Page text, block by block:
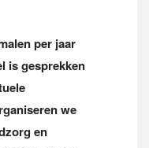
per jaar
is gesprekken
we
en